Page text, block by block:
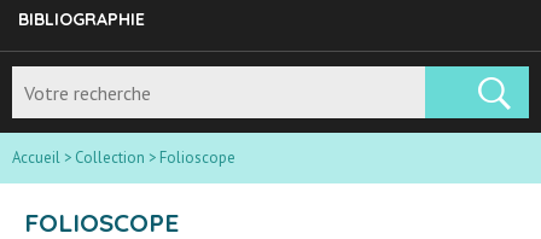
BIBLIOGRAPHIE
Accueil > Collection > Folioscope
FOLIOSCOPE